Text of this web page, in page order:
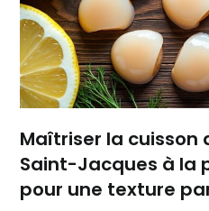
Maîtriser la cuisson
Saint-Jacques à la
pour une texture